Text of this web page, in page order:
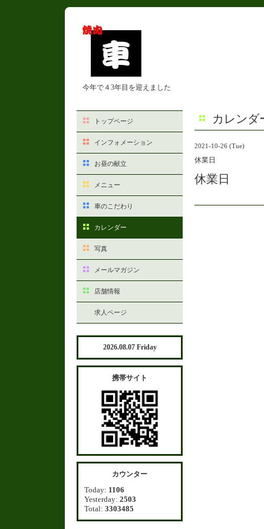
今年で４3年目を迎えました
カレンダ
2021-10-26 (Tue)
休業日
休業日
トップページ
インフォメーション
お昼の献立
メニュー
車のこだわり
カレンダー
写真
メールマガジン
店舗情報
求人ページ
2026.08.07 Friday
携帯サイト
カウンター
Today: 1106
Yesterday: 2503
Total: 3303485